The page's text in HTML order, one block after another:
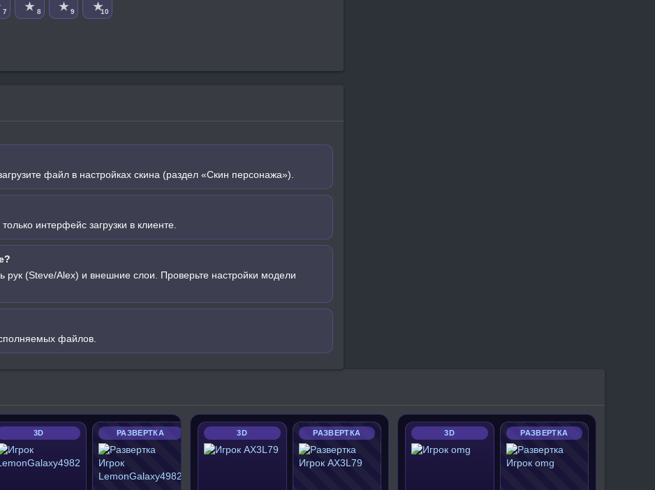
7 ★ 8 ★ 9 ★10
файл в настройках скина (раздел «Скин персонажа»).
интерфейс загрузки в клиенте.
рук (Steve/Alex) и внешние слои. Проверьте настройки модели
файлов.
3D РАЗВЕРТКА 3D РАЗВЕРТКА 3D РАЗВЕРТКА